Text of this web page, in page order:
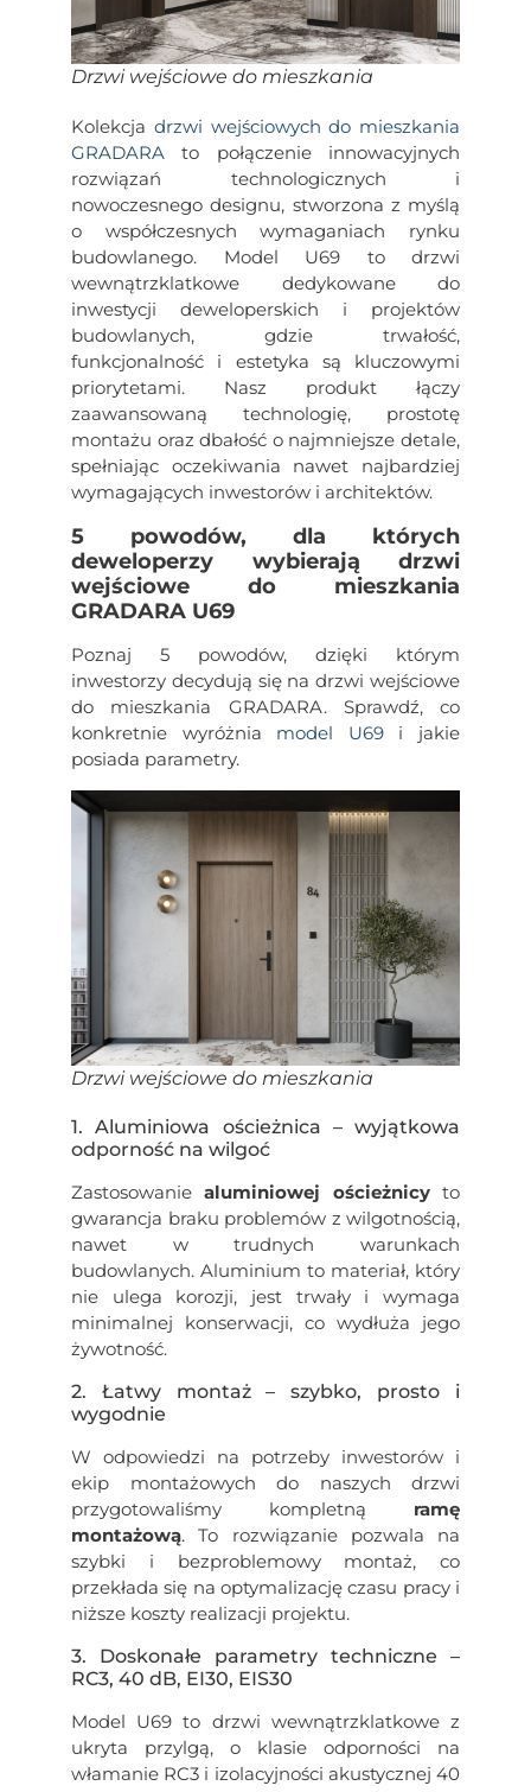
Drzwi wejściowe do mieszkania
Kolekcja drzwi wejściowych do mieszkania
GRADARA to połączenie innowacyjnych
rozwiązań technologicznych i
nowoczesnego designu, stworzona z myślą
o współczesnych wymaganiach rynku
budowlanego. Model U69 to drzwi
wewnątrzklatkowe dedykowane do
inwestycji deweloperskich i projektów
budowlanych, gdzie trwałość,
funkcjonalność i estetyka są kluczowymi
priorytetami. Nasz produkt łączy
zaawansowaną technologię, prostotę
montażu oraz dbałość o najmniejsze detale,
spełniając oczekiwania nawet najbardziej
wymagających inwestorów i architektów.
5 powodów, dla których
deweloperzy wybierają drzwi
wejściowe do mieszkania
GRADARA U69
Poznaj 5 powodów, dzięki którym
inwestorzy decydują się na drzwi wejściowe
do mieszkania GRADARA. Sprawdź, co
konkretnie wyróżnia model U69i jakie
posiada parametry.
Drzwi wejściowe do mieszkania
1. Aluminiowa ościeżnica – wyjątkowa
odporność na wilgoć
Zastosowaniealuminiowej ościeżnicyto
gwarancja braku problemów z wilgotnością,
nawet w trudnych warunkach
budowlanych. Aluminium to materiał, który
nie ulega korozji, jest trwały i wymaga
minimalnej konserwacji, co wydłuża jego
żywotność.
2. Łatwy montaż – szybko, prosto i
wygodnie
W odpowiedzi na potrzeby inwestorów i
ekip montażowych do naszych drzwi
przygotowaliśmy kompletną ramę
montażową. To rozwiązanie pozwala na
szybki i bezproblemowy montaż, co
przekłada się na optymalizację czasu pracy i
niższe koszty realizacji projektu.
3. Doskonałe parametry techniczne –
RC3, 40 dB, EI30, EIS30
Model U69 to drzwi wewnątrzklatkowe z
ukryta przylgą, o klasie odporności na
włamanie RC3 i izolacyjności akustycznej 40